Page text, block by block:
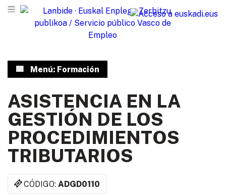
Menú: Formación
ASISTENCIA EN LA
GESTIÓN DE LOS
PROCEDIMIENTOS
TRIBUTARIOS
CÓDIGO:ADGD0110